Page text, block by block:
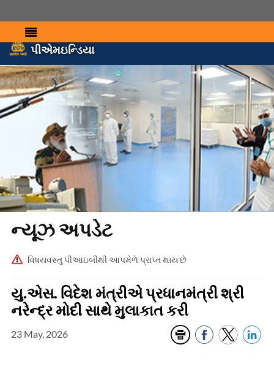
પીએમઇન્ડિયા
ન્યૂઝ અપડેટ
વિષયવસ્તુ પીઆઇબીથી આપમેળે પ્રાપ્ત થાય છે
યુ.એસ. વિદેશ મંત્રીએ પ્રધાનમંત્રી શ્રી
નરેન્દ્ર મોદી સાથે મુલાકાત કરી
23 May, 2026